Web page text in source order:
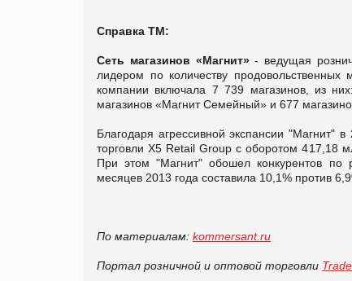
Справка ТМ:
Сеть магазинов «Магнит»- ведущая
лидером по количеству
компании включала 7 739 магазинов, из
магазинов «Магнит Семейный» и 677
Благодаря агрессивной экспансии "Магнит"
торговли X5 Retail Group с оборотом 417,18
При этом "Магнит" обошел конкурентов по
месяцев 2013 года составила 10,1% против
По материалам: kommersant.ru
Портал розничной и оптовой торговли